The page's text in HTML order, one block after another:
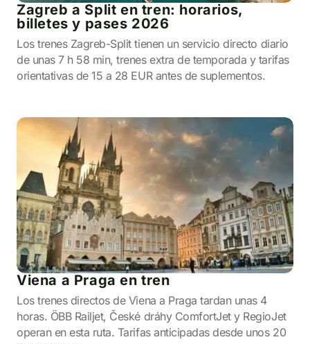
Zagreb a Split en tren: horarios,
billetes y pases 2026
Los trenes Zagreb-Split tienen un servicio directo diario
de unas 7 h 58 min, trenes extra de temporada y tarifas
orientativas de 15 a 28 EUR antes de suplementos.
Viena a Praga en tren
Los trenes directos de Viena a Praga tardan unas 4
horas. ÖBB Railjet, České dráhy ComfortJet y RegioJet
operan en esta ruta. Tarifas anticipadas desde unos 20